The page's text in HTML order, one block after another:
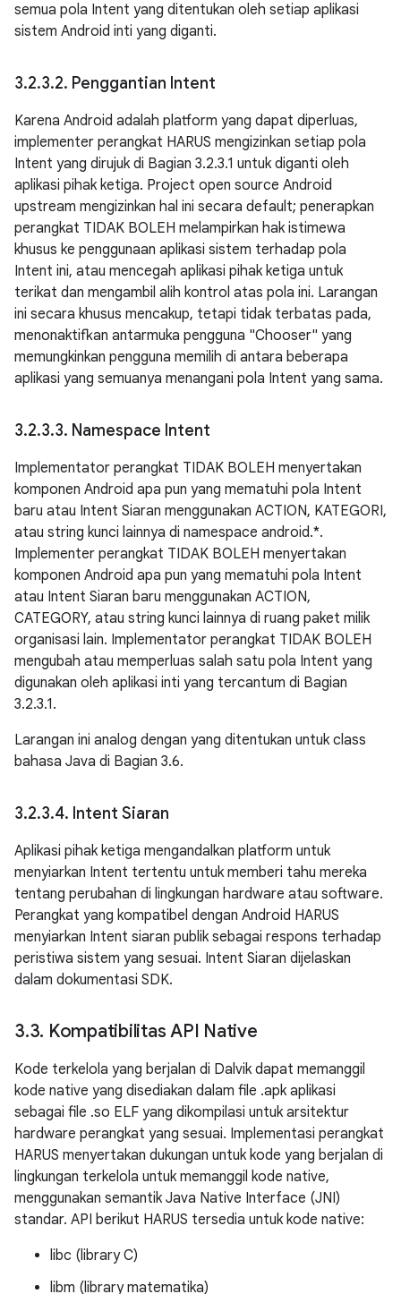
semua pola Intent yang ditentukan oleh setiap aplikasi
sistem Android inti yang diganti.
3.2.3.2. Penggantian Intent
Karena Android adalah platform yang dapat diperluas,
implementer perangkat HARUS mengizinkan setiap pola
Intent yang dirujuk di Bagian 3.2.3.1 untuk diganti oleh
aplikasi pihak ketiga. Project open source Android
upstream mengizinkan hal ini secara default; penerapkan
perangkat TIDAK BOLEH melampirkan hak istimewa
khusus ke penggunaan aplikasi sistem terhadap pola
Intent ini, atau mencegah aplikasi pihak ketiga untuk
terikat dan mengambil alih kontrol atas pola ini. Larangan
ini secara khusus mencakup, tetapi tidak terbatas pada,
menonaktifkan antarmuka pengguna "Chooser" yang
memungkinkan pengguna memilih di antara beberapa
aplikasi yang semuanya menangani pola Intent yang sama.
3.2.3.3. Namespace Intent
Implementator perangkat TIDAK BOLEH menyertakan
komponen Android apa pun yang mematuhi pola Intent
baru atau Intent Siaran menggunakan ACTION, KATEGORI,
atau string kunci lainnya di namespace android.*.
Implementer perangkat TIDAK BOLEH menyertakan
komponen Android apa pun yang mematuhi pola Intent
atau Intent Siaran baru menggunakan ACTION,
CATEGORY, atau string kunci lainnya di ruang paket milik
organisasi lain. Implementator perangkat TIDAK BOLEH
mengubah atau memperluas salah satu pola Intent yang
digunakan oleh aplikasi inti yang tercantum di Bagian
3.2.3.1.
Larangan ini analog dengan yang ditentukan untuk class
bahasa Java di Bagian 3.6.
3.2.3.4. Intent Siaran
Aplikasi pihak ketiga mengandalkan platform untuk
menyiarkan Intent tertentu untuk memberi tahu mereka
tentang perubahan di lingkungan hardware atau software.
Perangkat yang kompatibel dengan Android HARUS
menyiarkan Intent siaran publik sebagai respons terhadap
peristiwa sistem yang sesuai. Intent Siaran dijelaskan
dalam dokumentasi SDK.
3.3. Kompatibilitas API Native
Kode terkelola yang berjalan di Dalvik dapat memanggil
kode native yang disediakan dalam file .apk aplikasi
sebagai file .so ELF yang dikompilasi untuk arsitektur
hardware perangkat yang sesuai. Implementasi perangkat
HARUS menyertakan dukungan untuk kode yang berjalan di
lingkungan terkelola untuk memanggil kode native,
menggunakan semantik Java Native Interface (JNI)
standar. API berikut HARUS tersedia untuk kode native:
libc (library C)
libm (library matematika)